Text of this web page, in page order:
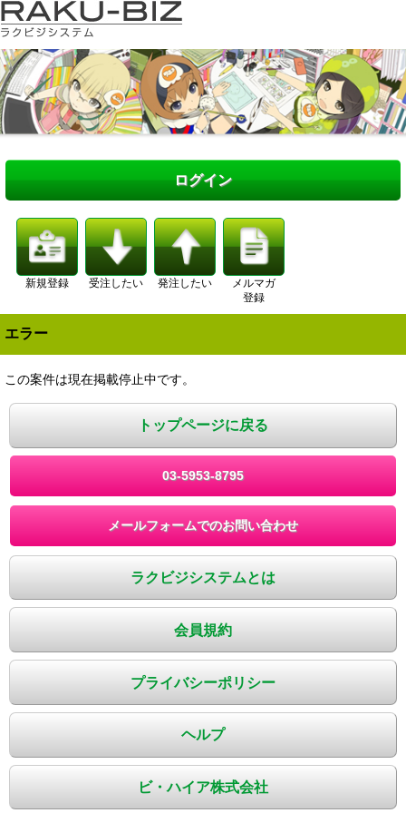
ログイン
新規登録 受注したい 発注したい
メルマガ
登録
エラー
この案件は現在掲載停止中です。
トップページに戻る
03-5953-8795
メールフォームでのお問い合わせ
ラクビジシステムとは
会員規約
プライバシーポリシー
ヘルプ
ビ・ハイア株式会社